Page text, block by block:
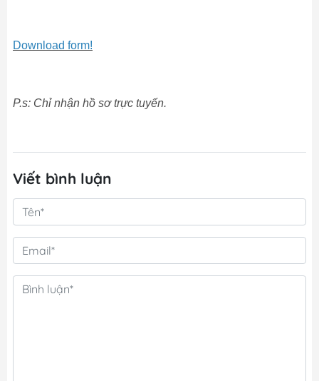
Download form!
P.s: Chỉ nhận hồ sơ trực tuyến.
Viết bình luận